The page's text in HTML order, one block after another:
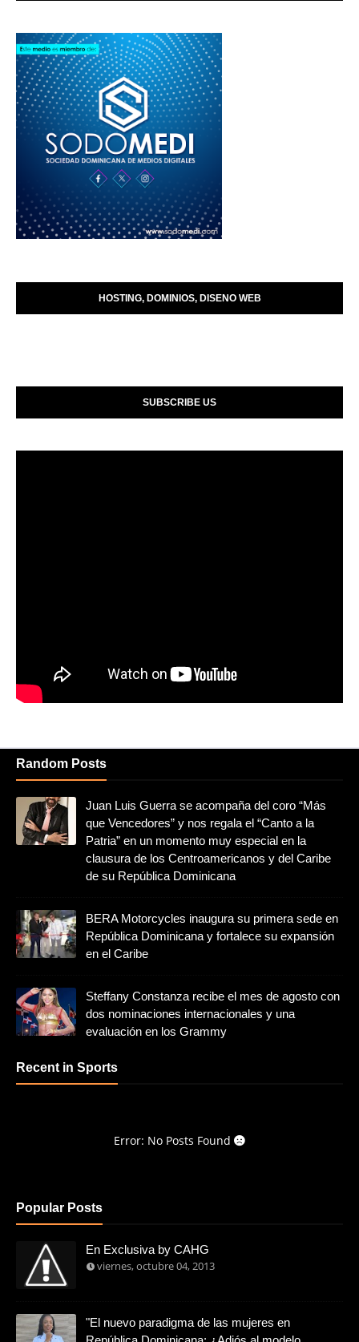
HOSTING, DOMINIOS, DISENO WEB
SUBSCRIBE US
Random Posts
Juan Luis Guerra se acompaña del coro “Más
que Vencedores” y nos regala el “Canto a la
Patria” en un momento muy especial en la
clausura de los Centroamericanos y del Caribe
de su República Dominicana
BERA Motorcycles inaugura su primera sede en
República Dominicana y fortalece su expansión
en el Caribe
Steffany Constanza recibe el mes de agosto con
dos nominaciones internacionales y una
evaluación en los Grammy
Recent in Sports
Error: No Posts Found
Popular Posts
En Exclusiva by CAHG
viernes, octubre 04, 2013
"El nuevo paradigma de las mujeres en